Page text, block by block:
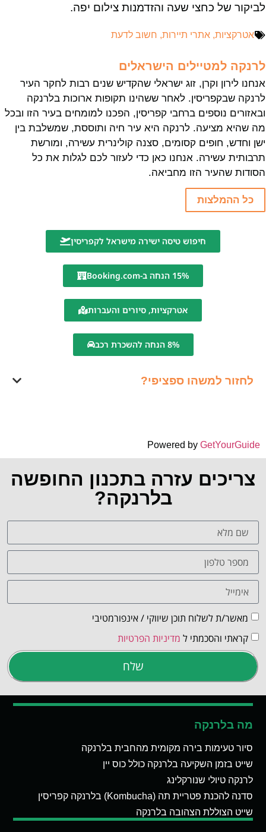
לביקור של כחצי שעה והזדמנות צילום יפה.
אטרקציות, אתרי תיירות, חשוב לדעת
לרנקה למטיילים הישראלים
אנחנו לירון וקרן, זוג ישראלי שהקדיש שנים רבות לחקר העיר
לרנקה שבקפריסין. לאחר ששהינו תקופות ארוכות בלרנקה
ובאזורים נוספים ברחבי קפריסין, הפכנו למומחים בעיר הזו ובכל
מה שהיא מציעה. לרנקה היא עיר חיה ותוססת, שמשלבת בין
ישן וחדש, חופים קסומים, סצנה קולינרית עשירה, ומורשת
תרבותית עשירה. אנחנו כאן כדי לעזור לכם לגלות את כל
הסודות שהעיר הזו מחביאה.
כל ההמלצות
חיפוש טיסה ישירה מישראל לקפריסין
15% הנחה ב-Booking.com
אטרקציות, סיורים והעברות
8% הנחה להשכרת רכב
לחזור למשהו ספציפי?
Powered by GetYourGuide
צריכים עזרה בתכנון החופשה
בלרנקה?
מאשר/ת לשלוח תוכן שיווקי / אינפורמטיבי
קראתי והסכמתי ל מדיניות הפרטיות
שלח
מה בלרנקה
סיור טעימות בירה מקומית מהחבית בלרנקה
שייט בזמן השקיעה בלרנקה כולל כוס יין
לרנקה טיולי שנורקלינג
סדנה להכנת פטריית תה (Kombucha) בלרנקה קפריסין
שייט הצוללת הצהובה בלרנקה